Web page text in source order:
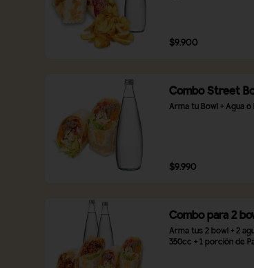
$9.900
Combo Street
Arma tu Bowl + Agua o
$9.990
Combo para 2
Arma tus 2 bowl + 2
350cc + 1 porción de